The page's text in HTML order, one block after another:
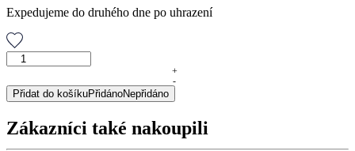
Expedujeme do druhého dne po uhrazení
Meduňková
10
ml
+
-
Přidat do košíkuPřidánoNepřidáno
Zákazníci také nakoupili